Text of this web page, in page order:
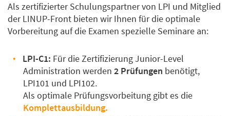
Als zertifizierter Schulungspartner von LPI und Mitglied
der LINUP-Front bieten wir Ihnen für die optimale
Vorbereitung auf die Examen spezielle Seminare an:
LPI-C1: Für die Zertifizierung Junior-Level
Administration werden 2 Prüfungen benötigt,
LPI101 und LPI102.
Als optimale Prüfungsvorbeitung gibt es die
Komplettausbildung.